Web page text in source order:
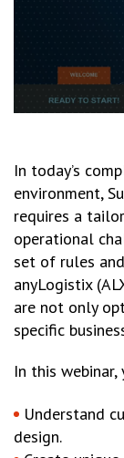
In today’s
environment,
requires a
operational
set of rules
anyLogistix
are not only
specific
In this
Understand
design.